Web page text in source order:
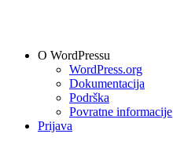
O WordPressu
WordPress.org
Dokumentacija
Podrška
Povratne informacije
Prijava